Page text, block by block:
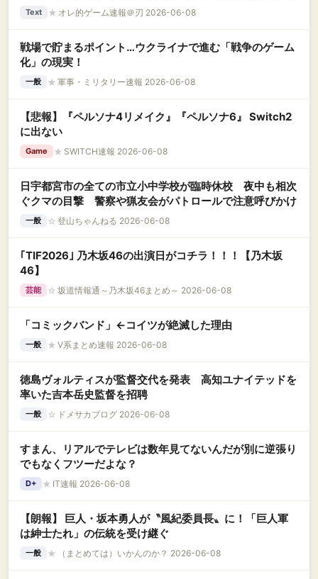
→ 結果ｗｗｗｗｗ
Text ★ オレ的ゲーム速報＠刃 2026-06-08
戦場で貯まるポイント…ウクライナで進む「戦争のゲーム
化」の現実！
一般 ★ 軍事・ミリタリー速報 2026-06-08
【悲報】『ペルソナ4リメイク』『ペルソナ6』 Switch2
に出ない
Game ★ SWITCH速報 2026-06-08
日宇都宮市の全ての市立小中学校が臨時休校 夜中も相次
ぐクマの目撃 警察や猟友会がパトロールで注意呼びかけ
一般 ☆ 登山ちゃんねる 2026-06-08
｢TIF2026｣ 乃木坂46の出演日がコチラ！！！【乃木坂
46】
芸能 ☆ 坂道情報通～乃木坂46まとめ～ 2026-06-08
「コミックバンド」←コイツが絶滅した理由
一般 ★ V系まとめ速報 2026-06-08
徳島ヴォルティスが監督交代を発表 高知ユナイテッドを
率いた吉本岳史監督を招聘
一般 ☆ ドメサカブログ 2026-06-08
すまん、リアルでテレビは数年見てないんだが別に逆張り
でもなくフツーだよな？
D+ ★ IT速報 2026-06-08
【朗報】 巨人・坂本勇人が〝風紀委員長〟に！「巨人軍
は紳士たれ」の伝統を受け継ぐ
一般 ★ （まとめては）いかんのか？ 2026-06-08